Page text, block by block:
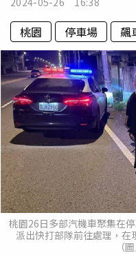
桃園 停車場 飆
桃園26日多部汽機車聚集在
派出快打部隊前往處理，在
（